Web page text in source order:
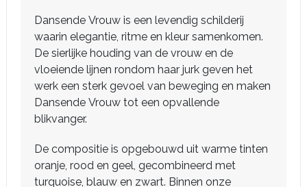
Dansende Vrouw is een levendig schilderij
waarin elegantie, ritme en kleur samenkomen.
De sierlijke houding van de vrouw en de
vloeiende lijnen rondom haar jurk geven het
werk een sterk gevoel van beweging en maken
Dansende Vrouw tot een opvallende
blikvanger.
De compositie is opgebouwd uit warme tinten
oranje, rood en geel, gecombineerd met
turquoise, blauw en zwart. Binnen onze